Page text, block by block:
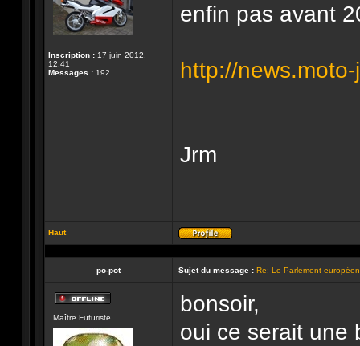
Inscription : 17 juin 2012,
12:41
Messages : 192
enfin pas avant
http://
Jrm
Haut
Profil
po-pot Sujet du message : Re: Le Parlement
Maître Futuriste
bonsoir,
oui ce serait une